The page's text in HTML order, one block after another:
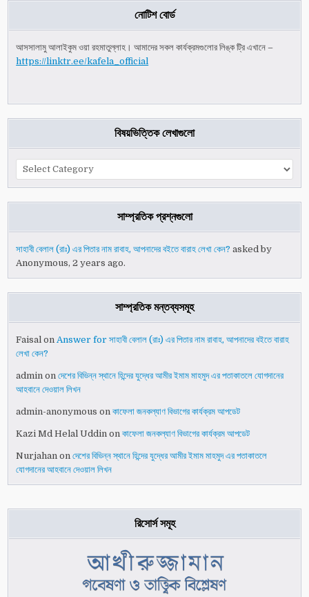
নোটিশ বোর্ড
আসসালামু আলাইকুম ওয়া রহমাতুল্লাহ। আমাদের সকল কার্যক্রমগুলোর লিঙ্ক ট্রি এখানে –
https://linktr.ee/kafela_official
বিষয়ভিত্তিক লেখাগুলো
বিষয়ভিত্তিক
লেখাগুলো
সাম্প্রতিক প্রশ্নগুলো
সাহাবী বেলাল (রাঃ) এর পিতার নাম রাবাহ, আপনাদের বইতে বারাহ লেখা কেন? asked by
Anonymous, 2 years ago.
সাম্প্রতিক মন্তব্যসমূহ
Faisal on Answer for সাহাবী বেলাল (রাঃ) এর পিতার নাম রাবাহ, আপনাদের বইতে বারাহ
লেখা কেন?
admin onদেশের বিভিন্ন স্থানে হিন্দের যুদ্ধের আমীর ইমাম মাহমুদ এর পতাকাতলে যোগদানের
আহবানে দেওয়াল লিখন
admin-anonymous onকাফেলা জনকল্যাণ বিভাগের কার্যক্রম আপডেট
Kazi Md Helal Uddin onকাফেলা জনকল্যাণ বিভাগের কার্যক্রম আপডেট
Nurjahan onদেশের বিভিন্ন স্থানে হিন্দের যুদ্ধের আমীর ইমাম মাহমুদ এর পতাকাতলে
যোগদানের আহবানে দেওয়াল লিখন
রিসোর্স সমূহ